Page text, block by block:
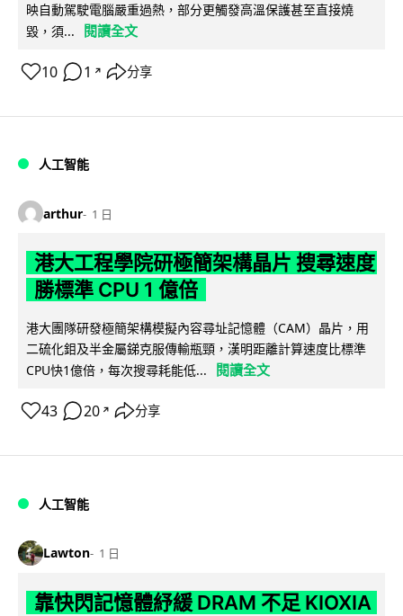
映自動駕駛電腦嚴重過熱，部分更觸發高溫保護甚至直接燒
毀，須...
閱讀全文
10 1 ↗ 分享
人工智能
arthur 1 日
港大工程學院研極簡架構晶片 搜尋速度
勝標準 CPU 1 億倍
港大團隊研發極簡架構模擬內容尋址記憶體（CAM）晶片，用
二硫化鉬及半金屬銻克服傳輸瓶頸，漢明距離計算速度比標準
CPU快1億倍，每次搜尋耗能低...
閱讀全文
43 20 ↗ 分享
人工智能
Lawton 1 日
靠快閃記憶體紓緩 DRAM 不足 KIOXIA